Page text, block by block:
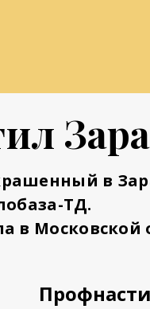
в
ТД.
в Московской